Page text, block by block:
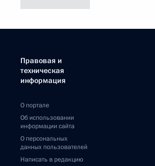
Правовая и
техническая
информация
О портале
Об использовании
информации сайта
О персональных
данных пользователей
Написать в редакцию